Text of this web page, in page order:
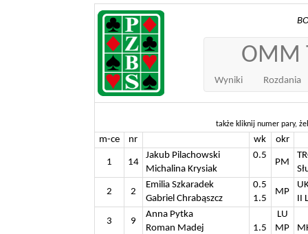
OMM
Wyniki Rozdania
także kliknij numer pary,
m-ce nr wk okr
1 14
Jakub Pilachowski
Michalina Krysiak
0.5
PM
2 2
Emilia Szkaradek
Gabriel Chrabąszcz
0.5
1.5
MP
II
3 9
Anna Pytka
Roman Madej
1.5
LU
MP